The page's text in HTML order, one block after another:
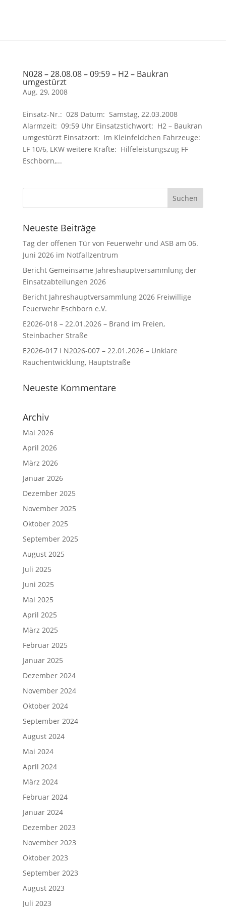
N028 – 28.08.08 – 09:59 – H2 – Baukran
umgestürzt
Aug. 29, 2008
Einsatz-Nr.: 028 Datum: Samstag, 22.03.2008
Alarmzeit: 09:59 Uhr Einsatzstichwort: H2 – Baukran
umgestürzt Einsatzort: Im Kleinfeldchen Fahrzeuge:
LF 10/6, LKW weitere Kräfte: Hilfeleistungszug FF
Eschborn,...
Neueste Beiträge
Tag der offenen Tür von Feuerwehr und ASB am 06.
Juni 2026 im Notfallzentrum
Bericht Gemeinsame Jahreshauptversammlung der
Einsatzabteilungen 2026
Bericht Jahreshauptversammlung 2026 Freiwillige
Feuerwehr Eschborn e.V.
E2026-018 – 22.01.2026 – Brand im Freien,
Steinbacher Straße
E2026-017 I N2026-007 – 22.01.2026 – Unklare
Rauchentwicklung, Hauptstraße
Neueste Kommentare
Archiv
Mai 2026
April 2026
März 2026
Januar 2026
Dezember 2025
November 2025
Oktober 2025
September 2025
August 2025
Juli 2025
Juni 2025
Mai 2025
April 2025
März 2025
Februar 2025
Januar 2025
Dezember 2024
November 2024
Oktober 2024
September 2024
August 2024
Mai 2024
April 2024
März 2024
Februar 2024
Januar 2024
Dezember 2023
November 2023
Oktober 2023
September 2023
August 2023
Juli 2023